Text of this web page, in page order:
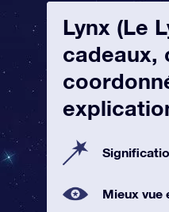
Lynx (Le
cadeaux,
Mieux vue